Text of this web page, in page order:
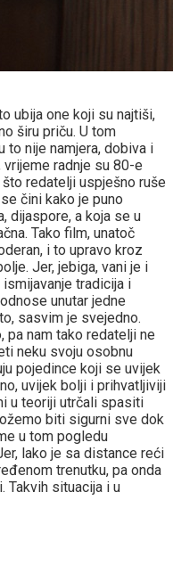
ubija one koji su najtiši,
širu priču. U tom
to nije namjera, dobiva i
radnje su 80-e
redatelji uspješno ruše
čini kako je puno
dijaspore, a koja se u
Tako film, unatoč
i to upravo kroz
Jer, jebiga, vani je i
tradicija i
unutar jedne
sasvim je svejedno.
pa nam tako redatelji ne
neku svoju osobnu
pojedince koji se uvijek
uvijek bolji i prihvatljiviji
u teoriji utrčali spasiti
biti sigurni sve dok
u tom pogledu
lako je sa distance reći
trenutku, pa onda
Takvih situacija i u